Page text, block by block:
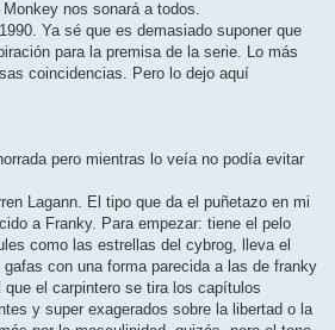
nos sonará a todos.
Ya sé que es demasiado suponer que
para la premisa de la serie. Lo más
coincidencias. Pero lo dejo aquí
pero mientras lo veía no podía evitar
Lagann. El tipo que da el puñetazo en mi
a Franky. Para empezar: tiene el pelo
como las estrellas del cybrog, lleva el
con una forma parecida a las de franky
el carpintero se tira los capítulos
y super exagerados sobre la libertad o la